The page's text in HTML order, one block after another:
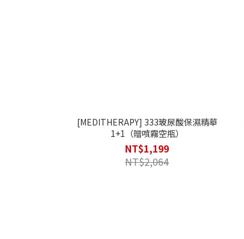
[MEDITHERAPY] 333玻尿酸保濕精華
1+1（贈噴霧空瓶）
NT$1,199
NT$2,064